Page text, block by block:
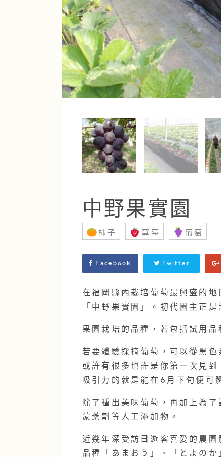
中野果實園
柿子 草莓 葡萄
Facebook Twitter
在福岡縣內栽培葡萄最興盛的
「中野果實園」。初代園主正
果園栽培的品種，若包括試用
若要體驗採摘葡萄，可以從黑
或許有很多也許是你第一次見
吸引力的就是能在6月下旬便可
除了種出美味葡萄，再加上為
蒙藥劑等人工添加物。
近幾年深受訪日遊客喜愛的農
品種「あまおう」、「とよの